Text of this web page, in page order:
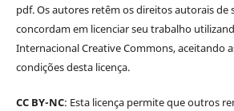
pdf. Os autores retêm os direitos autorais de
concordam em licenciar seu trabalho
Internacional Creative Commons, aceitando
condições desta licença.
CC BY-NC: Esta licença permite que outros